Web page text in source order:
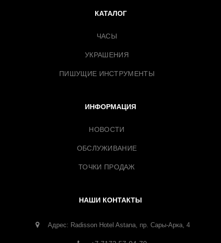
КАТАЛОГ
ЧАСЫ
УКРАШЕНИЯ
ПИШУЩИЕ ИНСТРУМЕНТЫ
ИНФОРМАЦИЯ
НОВОСТИ
ОБСЛУЖИВАНИЕ
ТОЧКИ ПРОДАЖ
НАШИ КОНТАКТЫ
Адрес: Radisson Hotel Astana, пр. Сары-Арка, 4